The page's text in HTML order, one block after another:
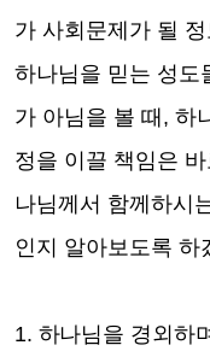
가 사회문제가 될
하나님을 믿는 성도
가 아님을 볼 때 , 하
정을 이끌 책임은
나님께서 함께하시
인지 알아보도록 하
1. 하나님을 경외하